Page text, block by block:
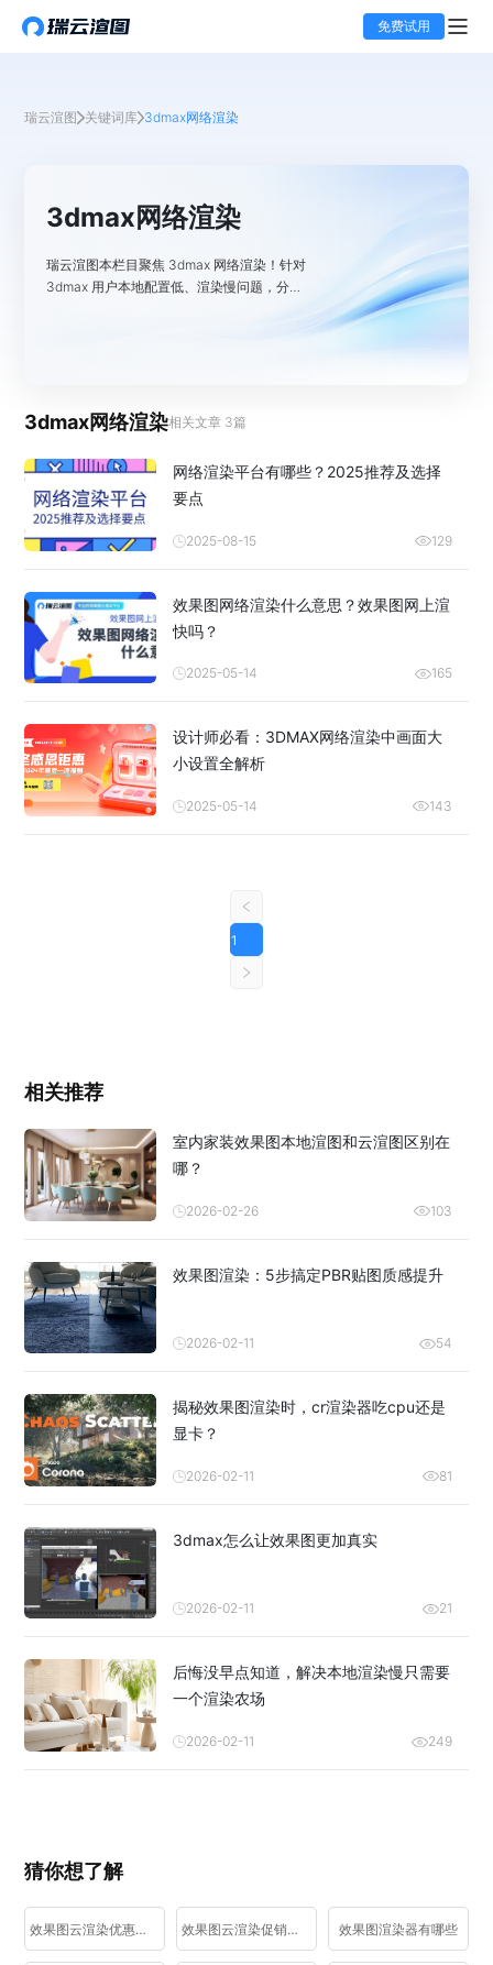
免费试用
瑞云渲图 关键词库 3dmax网络渲染
3dmax网络渲染
瑞云渲图本栏目聚焦 3dmax 网络渲染！针对
3dmax 用户本地配置低、渲染慢问题，分享
3dmax网络渲染相关文章 3篇
网络渲染平台有哪些？2025推荐及选择
要点
2025-08-15 129
效果图网络渲染什么意思？效果图网上渲
快吗？
2025-05-14 165
设计师必看：3DMAX网络渲染中画面大
小设置全解析
2025-05-14 143
1
相关推荐
室内家装效果图本地渲图和云渲图区别在
哪？
2026-02-26 103
效果图渲染：5步搞定PBR贴图质感提升
2026-02-11 54
揭秘效果图渲染时，cr渲染器吃cpu还是
显卡？
2026-02-11 81
3dmax怎么让效果图更加真实
2026-02-11 21
后悔没早点知道，解决本地渲染慢只需要
一个渲染农场
2026-02-11 249
猜你想了解
效果图云渲染优惠活动 效果图云渲染促销活动 效果图渲染器有哪些